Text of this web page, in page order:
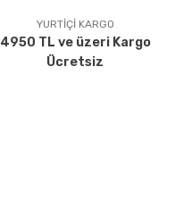
YURTİÇİ KARGO
4950 TL ve üzeri Kargo
Ücretsiz